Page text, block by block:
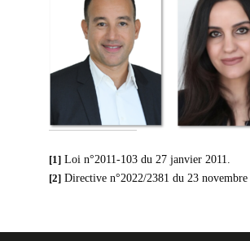
[1] Loi n°2011-103 du 27 janvier 2011.
[2] Directive n°2022/2381 du 23 novembre